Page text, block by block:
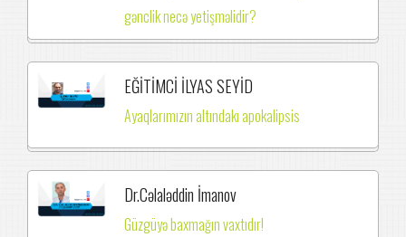
gənclik necə yetişməlidir?
EĞİTİMCİ İLYAS SEYİD
Ayaqlarımızın altındakı apokalipsis
Dr.Cəlaləddin İmanov
Güzgüyə baxmağın vaxtıdır!